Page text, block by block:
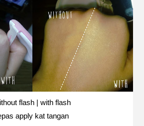
flash | with flash
apply kat tangan